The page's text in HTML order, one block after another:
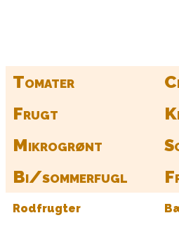
Tomater
Frugt
Mikrogrønt
Bi/sommerfugl
Rodfrugter